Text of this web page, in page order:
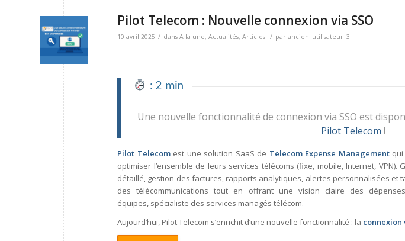
Pilot Telecom : Nouvelle connexion via SSO
10 avril 2025 / dans A la une, Actualités, Articles / par ancien_utilisateur_3
: 2 min
Une nouvelle fonctionnalité de connexion via SSO est
Pilot Telecom !
Pilot Telecomest une solution SaaS de Telecom Expense Managementqui
optimiser l’ensemble de leurs services télécoms (fixe, mobile, Internet,
détaillé, gestion des factures, rapports analytiques, alertes personnalisées et
des télécommunications tout en offrant une vision claire des
équipes, spécialiste des services managés télécom.
Aujourd’hui, Pilot Telecom s’enrichit d’une nouvelle fonctionnalité : la connexion